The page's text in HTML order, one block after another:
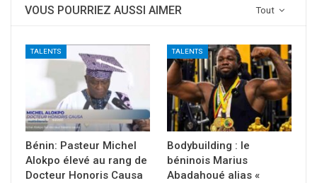
Tout
VOUS POURRIEZ AUSSI AIMER
TALENTS
Bénin: Pasteur Michel
Alokpo élevé au rang de
Docteur Honoris Causa
TALENTS
Bodybuilding : le
béninois Marius
Abadahoué alias «